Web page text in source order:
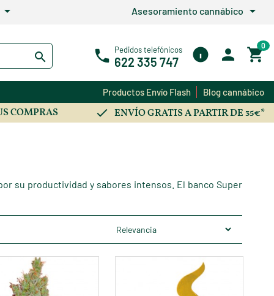
arrow_drop_down Asesoramiento cannábico arrow_drop_down
Pedidos telefónicos
622 335 747
0
Productos Envío Flash Blog cannábico
COMPRAS ENVÍO GRATIS A PARTIR DE 35€*
su productividad y sabores intensos. El banco Super